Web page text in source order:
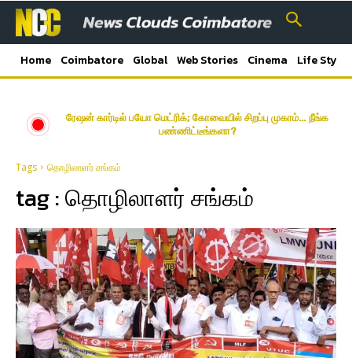
Home Coimbatore Global Web Stories Cinema Life Style
ரேஷன் கார்டில் பயோ மெட்ரிக்; கோவையில் சிறப்பு முகாம்… நீங்க
பண்ணிட்டீங்களா?
Tags தொழிலாளர் சங்கம்
tag :தொழிலாளர் சங்கம்